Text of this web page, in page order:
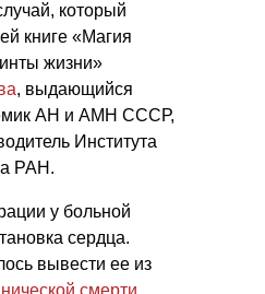
который
книге «Магия
жизни»
, выдающийся
АН и АМН СССР,
Института
РАН.
у больной
сердца.
вывести ее из